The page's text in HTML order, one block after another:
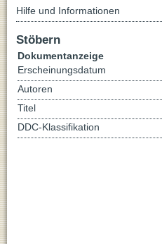
Hilfe und Informationen
Stöbern
Dokumentanzeige
Erscheinungsdatum
Autoren
Titel
DDC-Klassifikation